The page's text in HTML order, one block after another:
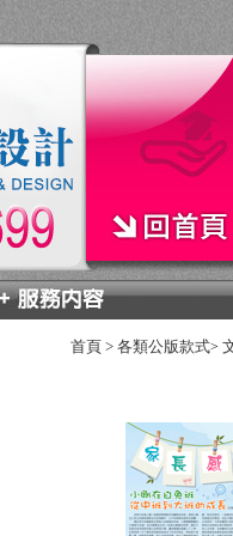
首頁 >各類公版款式>